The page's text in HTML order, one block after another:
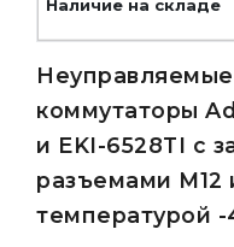
коммутаторы
и EKI-6528TI с
разъемами M12
температурой -